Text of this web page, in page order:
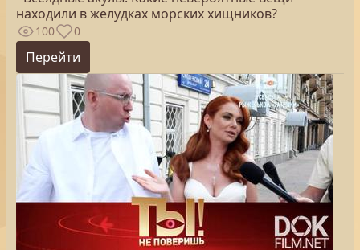
находили в желудках морских хищников?
100 0
Перейти